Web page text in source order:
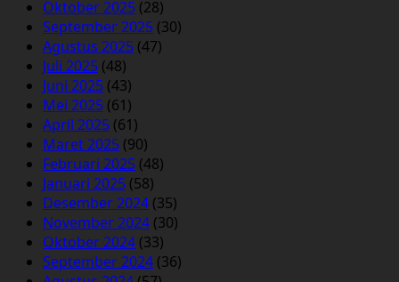
Oktober 2025 (28)
September 2025 (30)
Agustus 2025 (47)
Juli 2025 (48)
Juni 2025 (43)
Mei 2025 (61)
April 2025 (61)
Maret 2025 (90)
Februari 2025 (48)
Januari 2025 (58)
Desember 2024 (35)
November 2024 (30)
Oktober 2024 (33)
September 2024 (36)